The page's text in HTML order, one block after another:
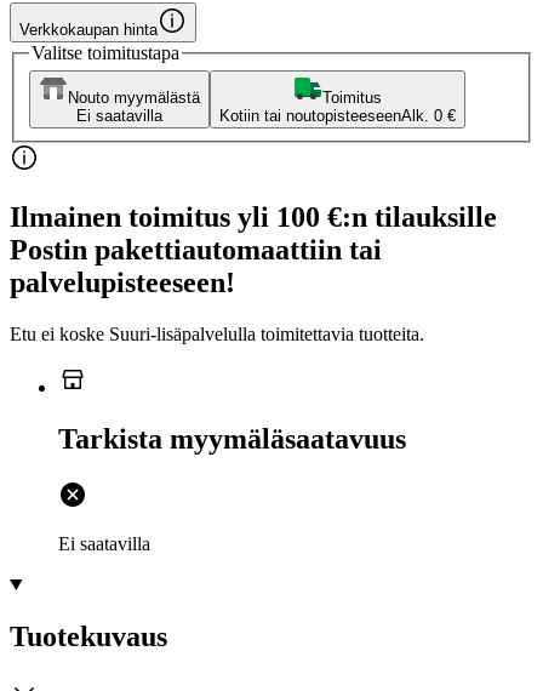
Verkkokaupan hinta
Valitse toimitustapa
Nouto myymälästä
Ei saatavilla
Toimitus
Kotiin tai noutopisteeseenAlk. 0 €
Ilmainen toimitus yli 100 €:n tilauksille
Postin pakettiautomaattiin tai
palvelupisteeseen!
Etu ei koske Suuri‑lisäpalvelulla toimitettavia tuotteita.
Tarkista myymäläsaatavuus
Ei saatavilla
Tuotekuvaus